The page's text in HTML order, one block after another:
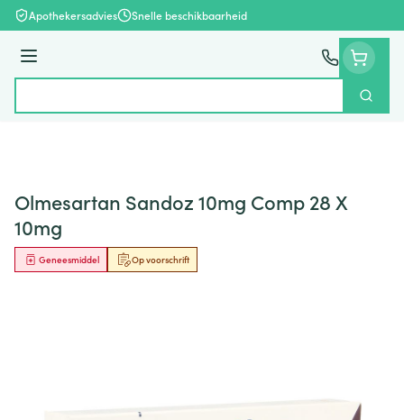
Ga naar de inhoud
Apothekersadvies Snelle beschikbaarheid
Menu
Zoek
Olmesartan Sandoz 10mg Comp 28 X
10mg
Op voorschrift
Geneesmiddel